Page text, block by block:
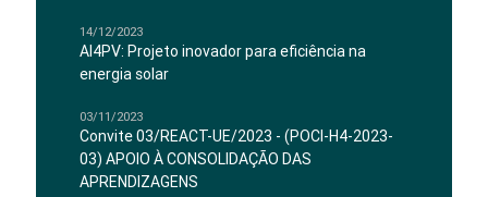
14/12/2023
AI4PV: Projeto inovador para eficiência na
energia solar
03/11/2023
Convite 03/REACT-UE/2023 - (POCI-H4-2023-
03) APOIO À CONSOLIDAÇÃO DAS
APRENDIZAGENS